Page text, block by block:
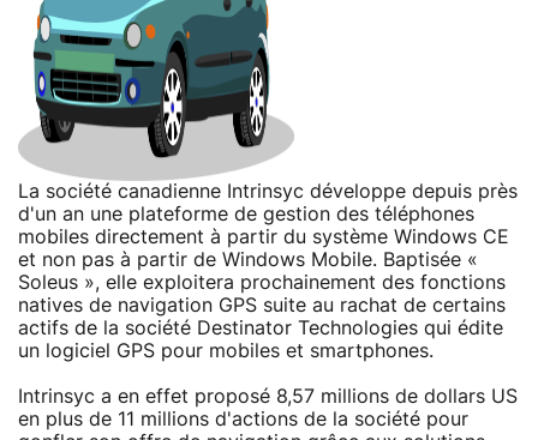
La société canadienne Intrinsyc développe depuis près
d'un an une plateforme de gestion des téléphones
mobiles directement à partir du système Windows CE
et non pas à partir de Windows Mobile. Baptisée «
Soleus », elle exploitera prochainement des fonctions
natives de navigation GPS suite au rachat de certains
actifs de la société Destinator Technologies qui édite
un logiciel GPS pour mobiles et smartphones.
Intrinsyc a en effet proposé 8,57 millions de dollars US
en plus de 11 millions d'actions de la société pour